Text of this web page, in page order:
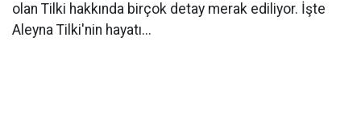
olan Tilki hakkında birçok detay merak ediliyor. İşte
Aleyna Tilki'nin hayatı...